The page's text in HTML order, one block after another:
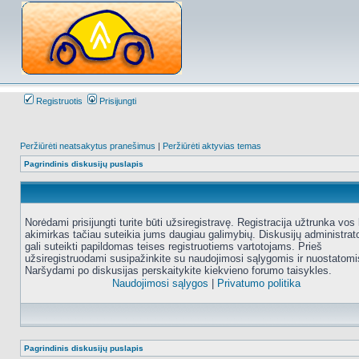
Registruotis Prisijungti
Peržiūrėti neatsakytus pranešimus | Peržiūrėti aktyvias temas
Pagrindinis diskusijų puslapis
Norėdami prisijungti turite būti užsiregistravę. Registracija užtrunka vos
akimirkas tačiau suteikia jums daugiau galimybių. Diskusijų
gali suteikti papildomas teises registruotiems vartotojams. Prieš
užsiregistruodami susipažinkite su naudojimosi sąlygomis ir
Naršydami po diskusijas perskaitykite kiekvieno forumo taisykles.
Naudojimosi sąlygos
Privatumo politika
Pagrindinis diskusijų puslapis